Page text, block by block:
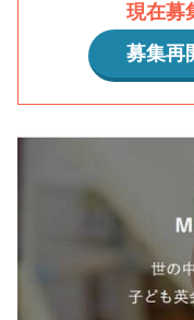
現在募
募集再